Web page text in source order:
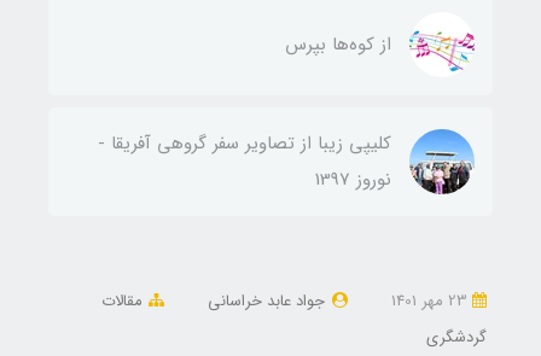
از کوه‌ها بپرس
کلیپی زیبا از تصاویر سفر گروهی آفریقا -
نوروز 1397
جواد عابد خراسانی
مقالات
گردشگری